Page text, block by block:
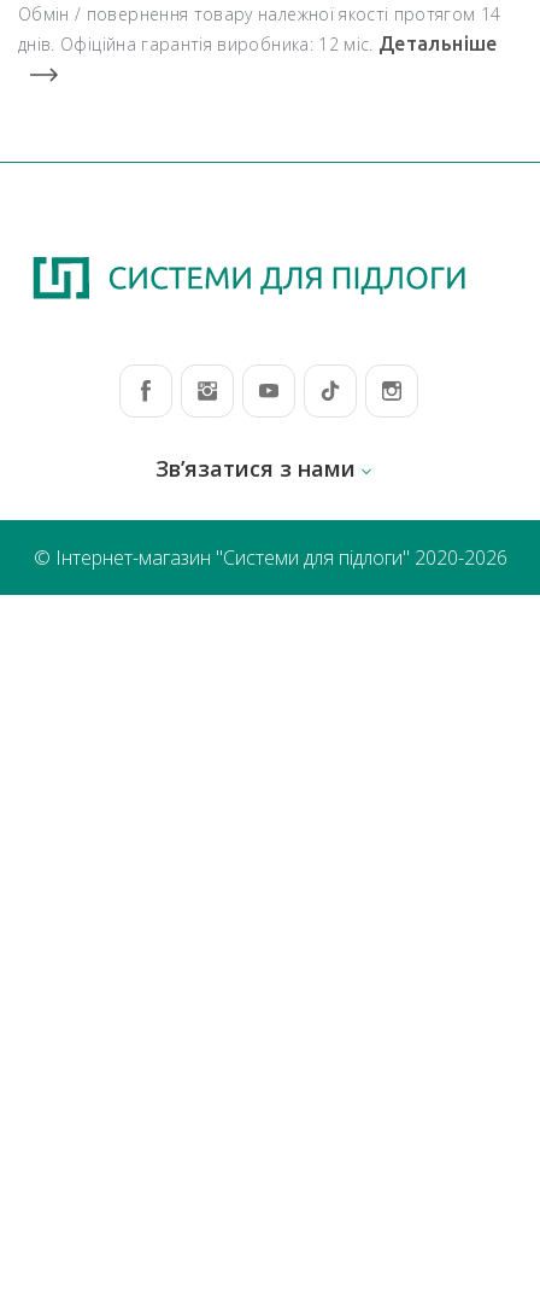
Обмін / повернення товару належної якості протягом 14
днів. Офіційна гарантія виробника: 12 міс. Детальніше
Зв’язатися з нами
© Інтернет-магазин "Системи для підлоги" 2020-2026